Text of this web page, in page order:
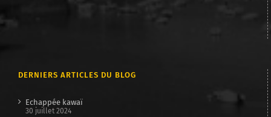
DERNIERS ARTICLES DU BLOG
Echappée kawaï
30 juillet 2024